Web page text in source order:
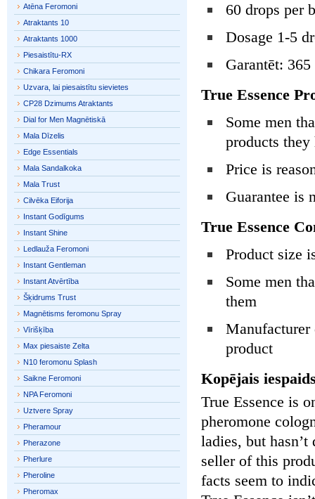
60 drops per
Dosage 1-5
Garantēt:
True Essence
Some men
products they
Price is
Guarantee is
True Essence
Product size
Some men
them
Manufacturer
product
Kopējais
True Essence is
pheromone
ladies, but
seller of this
facts seem to
Atēna Feromoni
Atraktants 10
Atraktants 1000
Piesaistītu-RX
Chikara Feromoni
Uzvara, lai piesaistītu sievietes
CP28 Dzimums Atraktants
Dial for Men Magnētiskā
Mala Dīzelis
Edge Essentials
Mala Sandalkoka
Mala Trust
Cilvēka Eiforija
Instant Godīgums
Instant Shine
Ledlauža Feromoni
Instant Gentleman
Instant Atvērtība
Šķidrums Trust
Magnētisms feromonu Spray
Vīrišķība
Max piesaiste Zelta
N10 feromonu Splash
Saikne Feromoni
NPA Feromoni
Uztvere Spray
Pheramour
Pherazone
Pherlure
Pheroline
Pheromax